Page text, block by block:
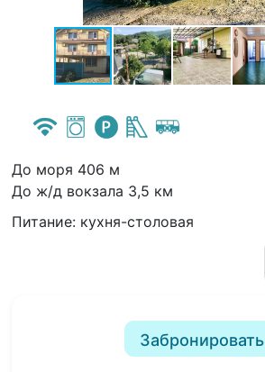
До моря 406 м
До ж/д вокзала 3,5 км
Питание: кухня-столовая
Забронировать